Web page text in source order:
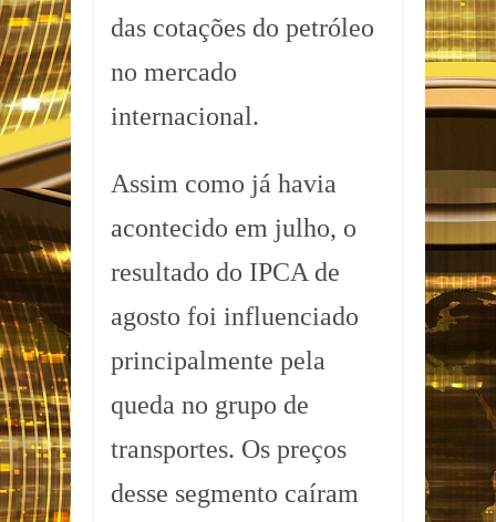
das cotações do petróleo
no mercado
internacional.
Assim como já havia
acontecido em julho, o
resultado do IPCA de
agosto foi influenciado
principalmente pela
queda no grupo de
transportes. Os preços
desse segmento caíram